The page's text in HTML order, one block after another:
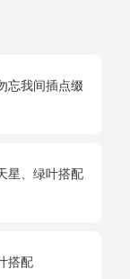
忘我间插点缀
星、绿叶搭配
搭配